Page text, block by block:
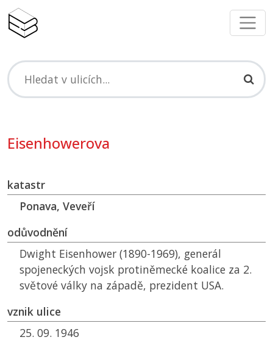
Eisenhowerova
katastr
Ponava, Veveří
odůvodnění
Dwight Eisenhower (1890-1969), generál
spojeneckých vojsk protiněmecké koalice za 2.
světové války na západě, prezident USA.
vznik ulice
25. 09. 1946